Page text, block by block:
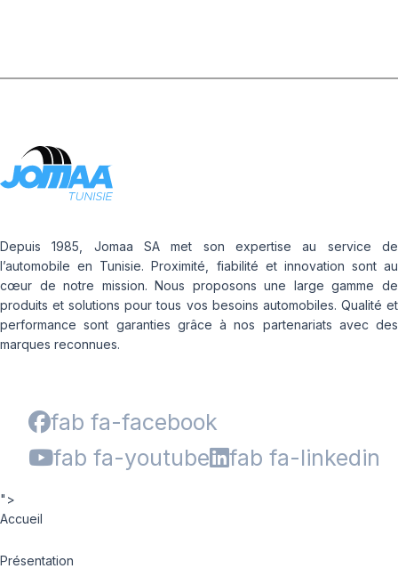
Depuis 1985, Jomaa SA met son expertise au service de
l’automobile en Tunisie. Proximité, fiabilité et innovation sont au
cœur de notre mission. Nous proposons une large gamme de
produits et solutions pour tous vos besoins automobiles. Qualité et
performance sont garanties grâce à nos partenariats avec des
marques reconnues.
fab fa-facebook
fab fa-youtube
fab fa-linkedin
">
Accueil
Présentation